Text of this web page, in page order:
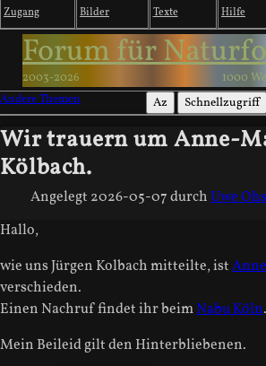
Zugang Bilder Texte Hilfe
Forum für
2003-2026
1000
Andere Themen
Az Schnellzugriff
Wir trauern um Anne-
Kölbach.
Angelegt 2026-05-07durchUwe
Hallo,
wie uns Jürgen Kolbach mitteilte, ist
verschieden.
Einen Nachruf findet ihr beimNabu Köln.
Mein Beileid gilt den Hinterbliebenen.